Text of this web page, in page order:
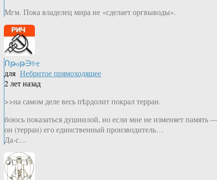
Мгм. Пока владелец мира не «сделает оргвыводы».
Ոթℴթ∋চҿ
для Небритое прямоходящее
2 лет назад
>>на самом деле весь пѣрдолит покрал терран.
боюсь показаться душнилой, но если мне не изменяет память
он (терран) его единственный производитель…
Да-с…